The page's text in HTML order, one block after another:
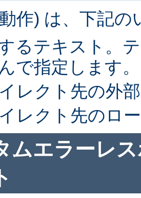
作) は、下記の
るテキスト。
で指定します。
レクト先の外
レクト先のロ
ムエラーレ